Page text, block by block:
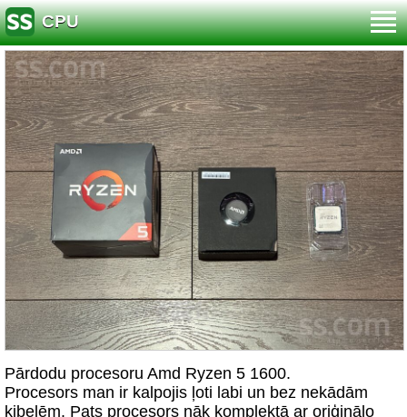
CPU
Pārdodu procesoru Amd Ryzen 5 1600.
Procesors man ir kalpojis ļoti labi un bez nekādām
ķibelēm. Pats procesors nāk komplektā ar oriģinālo